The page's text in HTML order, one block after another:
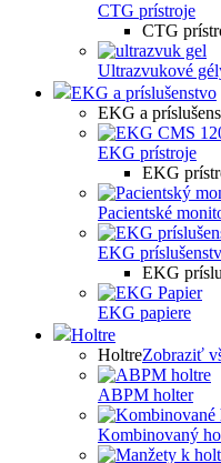
CTG prístroje
CTG
Ultrazvukové
EKG a príslušenstvo
EKG a
EKG prístroje
EKG
Pacientské
EKG
EKG
EKG papiere
Holtre
HoltreZobraziť
ABPM holter
Kombinovaný